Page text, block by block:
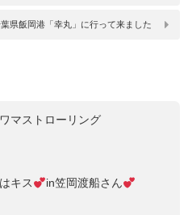
葉県飯岡港「幸丸」に行って来ました
マストローリング
キス in笠岡渡船さん